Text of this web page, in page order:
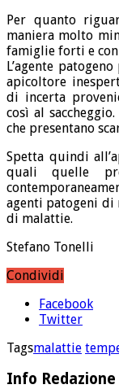
Per quanto
maniera molto
famiglie forti e con
L’agente
apicoltore
di incerta
così al
che presentano
Spetta quindi
quali quelle
agenti patogeni di
di malattie.
Stefano Tonelli
Condividi
Facebook
Twitter
Tagsmalattie
Info Redazione